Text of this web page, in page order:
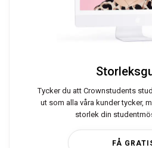
Tycker du att Crownstudents
ut som alla våra kunder tycker,
storlek din
FÅ